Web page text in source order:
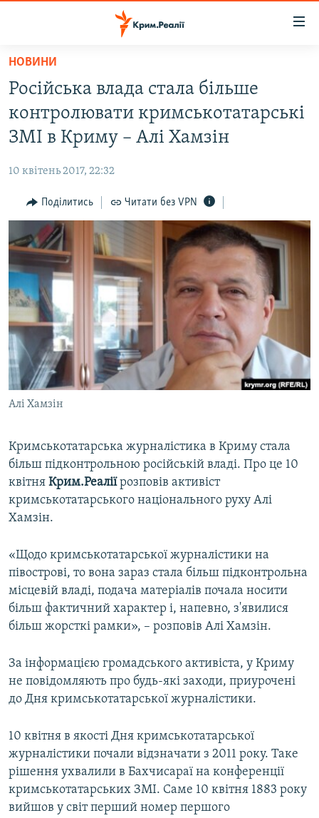
Перейти
основного
матеріалу
Перейти
до
основної
Перейти
до
пошуку
ВІДЕО ТА ФОТО
БЛОГИ
ПОГЛЯД
ІНТЕРВ'Ю
ВСЕ ЗА ДЕНЬ
СПЕЦПРОЕКТИ
ДЕПОРТАЦІЯ
ВІДЕОУРОКИ «ELIFBE»
СВІДЧЕННЯ ОКУПАЦІЇ
УКРАЇНСЬКА ПРОБЛЕМА КРИМУ
ІНФОГРАФІКА
ЯК ОБІЙТИ БЛОКУВАННЯ
Русский
Qırımtatar
ДОЛУЧАЙСЯ!
Усі сайти RFE/RL
НОВИНИ
Російська влада стала більше
контролювати кримськотатарські
ЗМІ в Криму – Алі Хамзін
10 квітень 2017, 22:32
Поділитись Читати без VPN
Алі Хамзін
Кримськотатарська журналістика в Криму стала
більш підконтрольною російській владі. Про це 10
квітня Крим.Реаліїрозповів активіст
кримськотатарського національного руху Алі
Хамзін.
«Щодо кримськотатарської журналістики на
півострові, то вона зараз стала більш підконтрольна
місцевій владі, подача матеріалів почала носити
більш фактичний характер і, напевно, з'явилися
більш жорсткі рамки», – розповів Алі Хамзін.
За інформацією громадського активіста, у Криму
не повідомляють про будь-які заходи, приурочені
до Дня кримськотатарської журналістики.
10 квітня в якості Дня кримськотатарської
журналістики почали відзначати з 2011 року. Таке
рішення ухвалили в Бахчисараї на конференції
кримськотатарських ЗМІ. Саме 10 квітня 1883 року
вийшов у світ перший номер першого